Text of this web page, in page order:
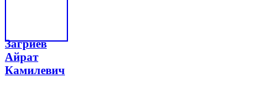
Загриев
Айрат
Камилевич